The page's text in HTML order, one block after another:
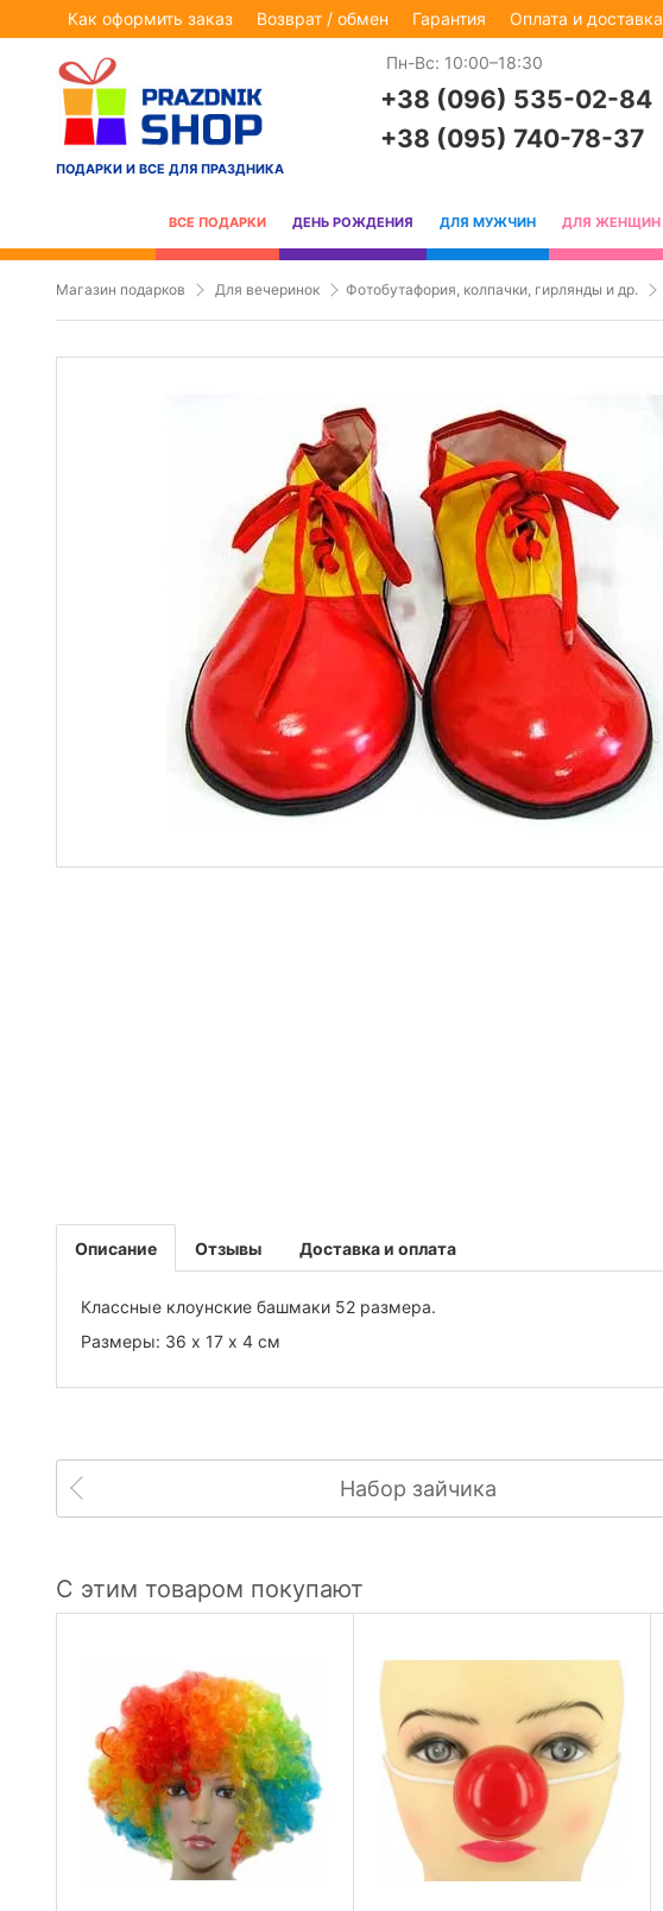
Как оформить заказ Возврат / обмен Гарантия Оплата и доставка
ПОДАРКИ И ВСЕ ДЛЯ ПРАЗДНИКА
Пн-Вс: 10:00–18:30
+38 (096) 535-02-84
+38 (095) 740-78-37
ВСЕ ПОДАРКИ ДЕНЬ РОЖДЕНИЯ ДЛЯ МУЖЧИН ДЛЯ ЖЕНЩИН
Магазин подарков Для вечеринок Фотобутафория, колпачки, гирлянды и др.
Описание
Классные клоунские башмаки 52 размера.
Размеры: 36 х 17 х 4 см
Отзывы Доставка и оплата
Набор зайчика
С этим товаром покупают